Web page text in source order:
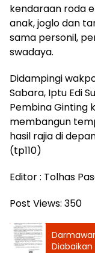
kendaraan roda
anak, joglo dan
sama personil,
swadaya.
Didampingi
Sabara, Iptu Edi
Pembina Ginting
membangun
hasil rajia di
(tp110)
Editor : Tolhas
Post Views: 350